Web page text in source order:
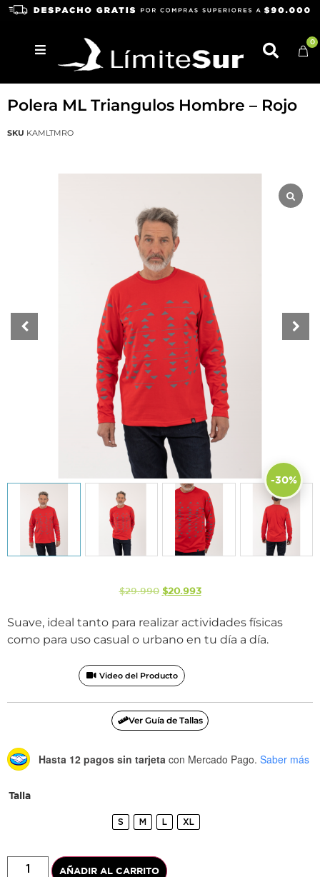
0
KARUKINKA
Polera ML Triangulos Hombre – Rojo
SKU KAMLTMRO
-30%
$29.990 $20.993
Suave, ideal tanto para realizar actividades físicas
como para uso casual o urbano en tu día a día.
Video del Producto
Ver Guía de Tallas
Hasta 12 pagos sin tarjeta con Mercado Pago. Saber más
Talla
S M L XL
AÑADIR AL CARRITO